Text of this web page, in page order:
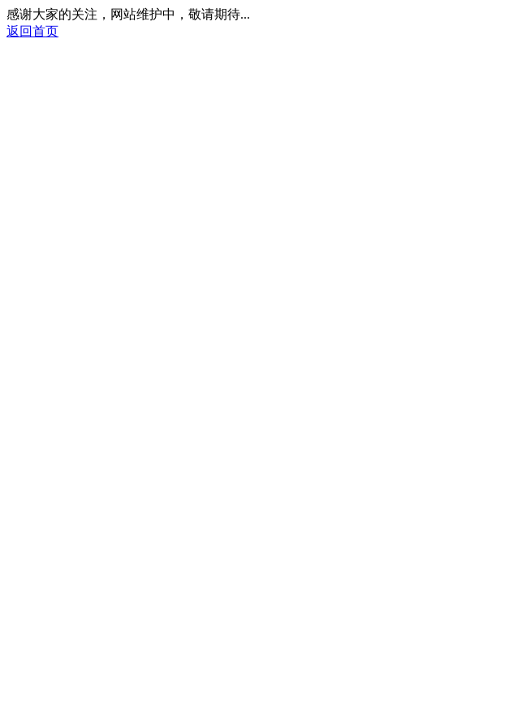
感谢大家的关注，网站维护中，敬请期待...
返回首页